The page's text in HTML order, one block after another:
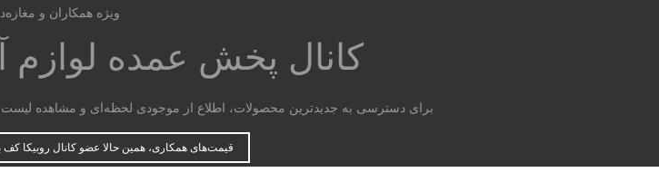
ویژه همکاران و
کانال پخش عمده
برای دسترسی به جدیدترین محصولات، اطلاع از موجودی لحظه‌ای و مشاهده لیست
قیمت‌های همکاری، همین حالا عضو کانال روبیکا کف